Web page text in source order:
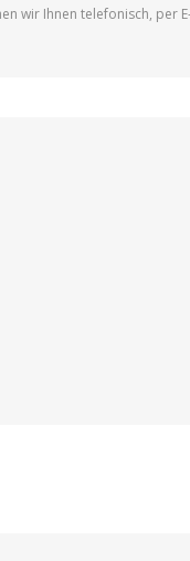
wir Ihnen telefonisch, per